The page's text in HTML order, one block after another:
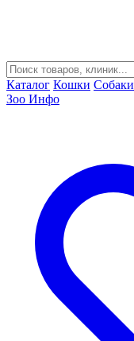
Каталог Кошки Собаки
Зоо Инфо